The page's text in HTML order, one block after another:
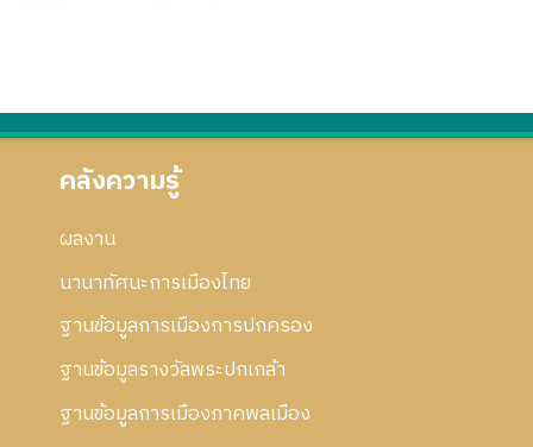
คลังความรู้
ผลงาน
นานาทัศนะการเมืองไทย
ฐานข้อมูลการเมืองการปกครอง
ฐานข้อมูลรางวัลพระปกเกล้า
ฐานข้อมูลการเมืองภาคพลเมือง